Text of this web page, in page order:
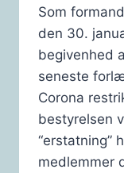
Som
den 30.
begivenhed
seneste
Corona
bestyrelsen
“erstatning”
medlemmer